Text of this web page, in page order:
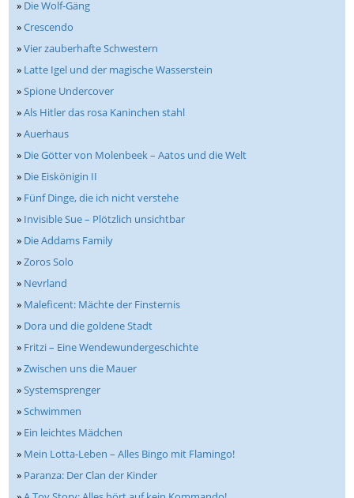
» Die Wolf-Gäng
»Crescendo
»Vier zauberhafte Schwestern
» Latte Igel und der magische Wasserstein
»Spione Undercover
»Als Hitler das rosa Kaninchen stahl
»Auerhaus
» Die Götter von Molenbeek – Aatos und die Welt
» Die Eiskönigin II
» Fünf Dinge, die ich nicht verstehe
» Invisible Sue – Plötzlich unsichtbar
» Die Addams Family
»Zoros Solo
» Nevrland
» Maleficent: Mächte der Finsternis
» Dora und die goldene Stadt
» Fritzi – Eine Wendewundergeschichte
»Zwischen uns die Mauer
»Systemsprenger
»Schwimmen
» Ein leichtes Mädchen
» Mein Lotta-Leben – Alles Bingo mit Flamingo!
» Paranza: Der Clan der Kinder